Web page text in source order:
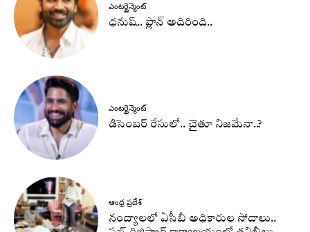
ఎంటర్టైన్మెంట్
ధనుష్‌.. ప్లాన్ అదిరింది..
ఎంటర్టైన్మెంట్
డిసెంబర్ రేసులో.. చైతూ నిజమేనా..?
ఆంధ్ర ప్రదేశ్
నంద్యాలలో ఏసీబీ అధికారుల సోదాలు..